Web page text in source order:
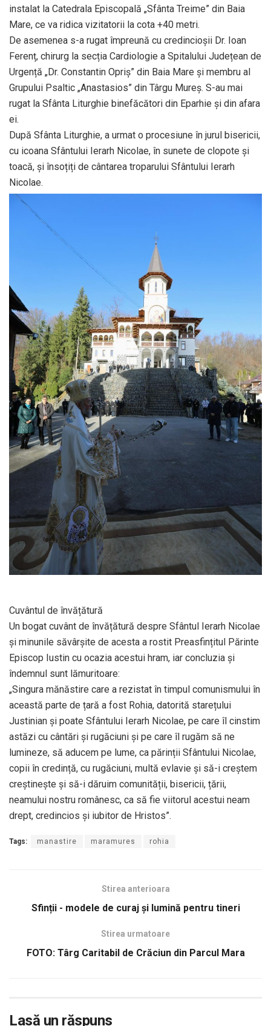
instalat la Catedrala Episcopală „Sfânta Treime” din Baia
Mare, ce va ridica vizitatorii la cota +40 metri.
De asemenea s-a rugat împreună cu credincioșii Dr. Ioan
Ferenț, chirurg la secția Cardiologie a Spitalului Județean de
Urgență „Dr. Constantin Opriș” din Baia Mare și membru al
Grupului Psaltic „Anastasios” din Târgu Mureș. S-au mai
rugat la Sfânta Liturghie binefăcători din Eparhie și din afara
ei.
După Sfânta Liturghie, a urmat o procesiune în jurul bisericii,
cu icoana Sfântului Ierarh Nicolae, în sunete de clopote și
toacă, și însoțiți de cântarea troparului Sfântului Ierarh
Nicolae.
Cuvântul de învățătură
Un bogat cuvânt de învățătură despre Sfântul Ierarh Nicolae
și minunile săvârșite de acesta a rostit Preasfințitul Părinte
Episcop Iustin cu ocazia acestui hram, iar concluzia și
îndemnul sunt lămuritoare:
„Singura mănăstire care a rezistat în timpul comunismului în
această parte de țară a fost Rohia, datorită starețului
Justinian și poate Sfântului Ierarh Nicolae, pe care îl cinstim
astăzi cu cântări și rugăciuni și pe care îl rugăm să ne
lumineze, să aducem pe lume, ca părinții Sfântului Nicolae,
copii în credință, cu rugăciuni, multă evlavie și să-i creștem
creștinește și să-i dăruim comunității, bisericii, țării,
neamului nostru românesc, ca să fie viitorul acestui neam
drept, credincios și iubitor de Hristos”.
Tags: manastire maramures rohia
Stirea anterioara
Sfinții - modele de curaj și lumină pentru tineri
Stirea urmatoare
FOTO: Târg Caritabil de Crăciun din Parcul Mara
Lasă un răspuns